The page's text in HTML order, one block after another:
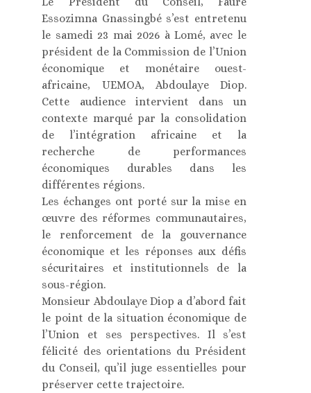
Essozimna Gnassingbé s’est entretenu
le samedi 23 mai 2026 à Lomé, avec le
président de la Commission de l’Union
économique et monétaire ouest-
africaine, UEMOA, Abdoulaye Diop.
Cette audience intervient dans un
contexte marqué par la consolidation
de l’intégration africaine et la
recherche de performances
économiques durables dans les
différentes régions.
Les échanges ont porté sur la mise en
œuvre des réformes communautaires,
le renforcement de la gouvernance
économique et les réponses aux défis
sécuritaires et institutionnels de la
sous-région.
Monsieur Abdoulaye Diop a d’abord fait
le point de la situation économique de
l’Union et ses perspectives. Il s’est
félicité des orientations du Président
du Conseil, qu’il juge essentielles pour
préserver cette trajectoire.